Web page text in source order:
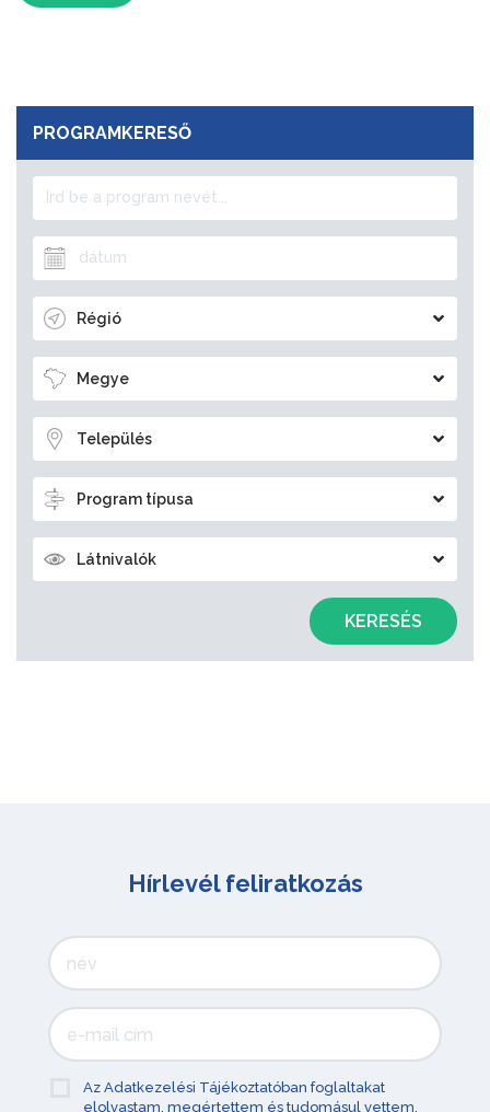
PROGRAMKERESŐ
Régió
Megye
Település
Program típusa
Látnivalók
KERESÉS
Hírlevél feliratkozás
Az Adatkezelési Tájékoztatóban foglaltakat
elolvastam, megértettem és tudomásul vettem.